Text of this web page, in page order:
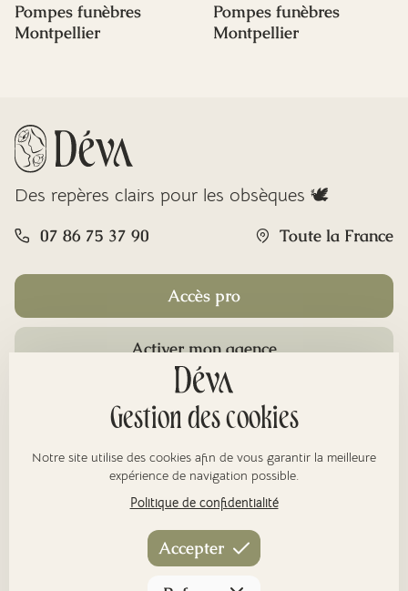
Pompes funèbres
Montpellier
Pompes funèbres
Montpellier
Des repères clairs pour les obsèques 🕊️
07 86 75 37 90 Toute la France
Accès pro
Activer mon agence
Gestion des cookies
Notre site utilise des cookies afin de vous garantir la meilleure
expérience de navigation possible.
Politique de confidentialité
Accepter